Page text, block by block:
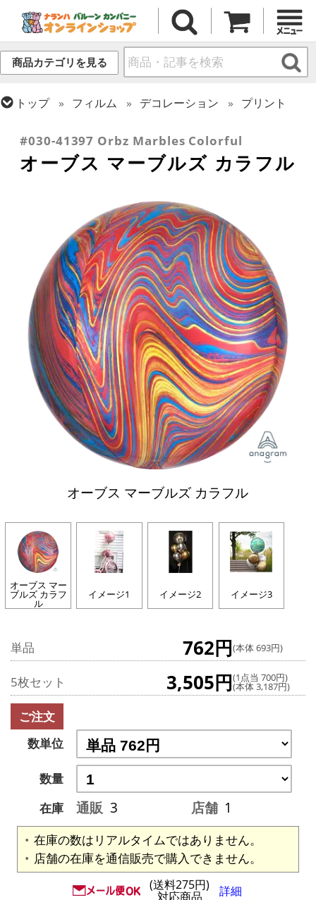
商品カテゴリを見る
トップ フィルム デコレーション
プリント
#030-41397 Orbz Marbles Colorful
オーブス マーブルズ カラフル
オーブス マーブルズ カラフル
オーブス マー
ブルズ カラフ
ル
イメージ1 イメージ2 イメージ3
単品 762円(本体 693円)
5枚セット 3,505円(1点当 700円)
(本体 3,187円)
ご注文
数単位
数量
在庫
通販 3 店舗 1
在庫の数はリアルタイムではありません。
店舗の在庫を通信販売で購入できません。
(送料275円)
対応商品 詳細